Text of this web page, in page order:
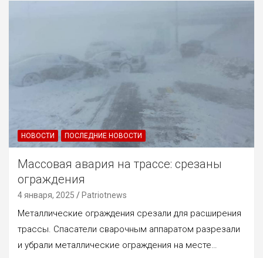
НОВОСТИ ПОСЛЕДНИЕ НОВОСТИ
Массовая авария на трассе: срезаны
ограждения
4 января, 2025 Patriotnews
Металлические ограждения срезали для расширения
трассы. Спасатели сварочным аппаратом разрезали
и убрали металлические ограждения на месте…